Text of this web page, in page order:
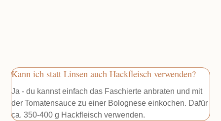
Kann ich statt Linsen auch Hackfleisch verwenden?
Ja - du kannst einfach das Faschierte anbraten und mit
der Tomatensauce zu einer Bolognese einkochen. Dafür
ca. 350-400 g Hackfleisch verwenden.